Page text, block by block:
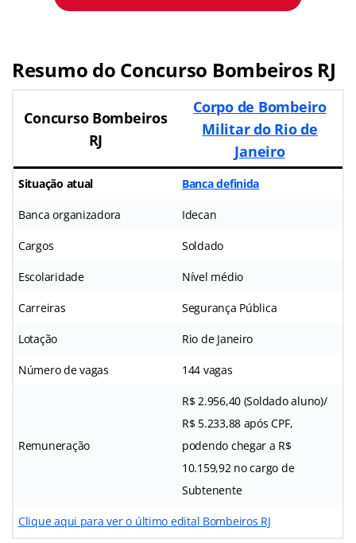
Resumo do Concurso Bombeiros RJ
Concurso Bombeiros
RJ
Corpo de Bombeiro
Militar do Rio de
Janeiro
Situação atual Banca definida
Banca organizadora Idecan
Cargos Soldado
Escolaridade Nível médio
Carreiras Segurança Pública
Lotação Rio de Janeiro
Número de vagas 144 vagas
Remuneração
R$ 2.956,40 (Soldado aluno)/
R$ 5.233,88 após CPF,
podendo chegar a R$
10.159,92 no cargo de
Subtenente
Clique aqui para ver o último edital Bombeiros RJ